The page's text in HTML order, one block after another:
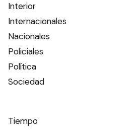
Interior
Internacionales
Nacionales
Policiales
Política
Sociedad
Tiempo